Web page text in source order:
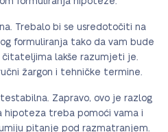
Trebalo bi se usredotočiti na
formuliranja tako da vam bude
čitateljima lakše razumjeti je.
žargon i tehničke termine.
Zapravo, ovo je razlog
hipoteza treba pomoći vama i
pitanje pod razmatranjem.